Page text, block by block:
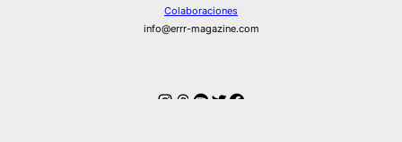
Colaboraciones
info@errr-magazine.com
Instagram
Hilos
Spotify
Twitter
Facebook